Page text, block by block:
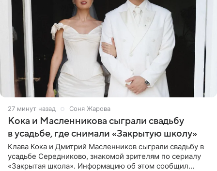
27 минут назад Соня Жарова
Кока и Масленникова сыграли свадьбу
в усадьбе, где снимали «Закрытую школу»
Клава Кока и Дмитрий Масленников сыграли свадьбу в
усадьбе Середниково, знакомой зрителям по сериалу
«Закрытая школа». Информацию об этом сообщил